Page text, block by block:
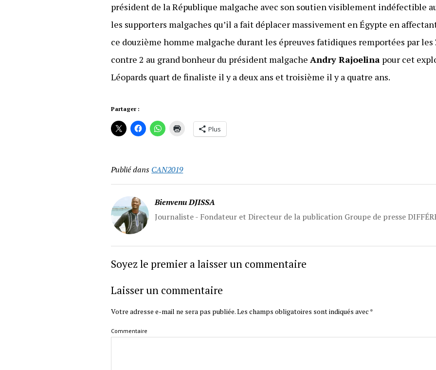
président de la République malgache avec son soutien visiblement indéfectible
les supporters malgaches qu’il a fait déplacer massivement en Égypte en
ce douzième homme malgache durant les épreuves fatidiques remportées par les
contre 2 au grand bonheur du président malgache Andry Rajoelina pour cet
Léopards quart de finaliste il y a deux ans et troisième il y a quatre ans.
Partager :
Plus
Publié dans CAN2019
Bienvenu DJISSA
Journaliste - Fondateur et Directeur de la publication Groupe de presse
Soyez le premier a laisser un commentaire
Laisser un commentaire
Votre adresse e-mail ne sera pas publiée.Les champs obligatoires sont indiqués avec *
Commentaire